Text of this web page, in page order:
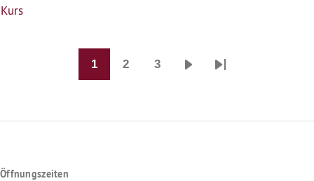
Kurs
Seitennummerierung
1 2 3
NächsteLast
Öffnungszeiten